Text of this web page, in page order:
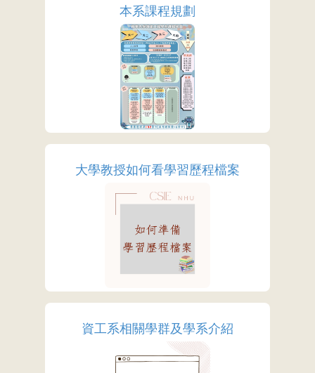
本系課程規劃
More
大學教授如何看學習歷程檔案
More
資工系相關學群及學系介紹